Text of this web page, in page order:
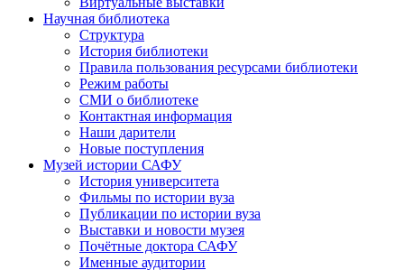
Научная библиотека
Структура
История библиотеки
Правила пользования ресурсами библиотеки
Режим работы
СМИ о библиотеке
Контактная информация
Наши дарители
Новые поступления
Музей истории САФУ
История университета
Фильмы по истории вуза
Публикации по истории вуза
Выставки и новости музея
Почётные доктора САФУ
Именные аудитории